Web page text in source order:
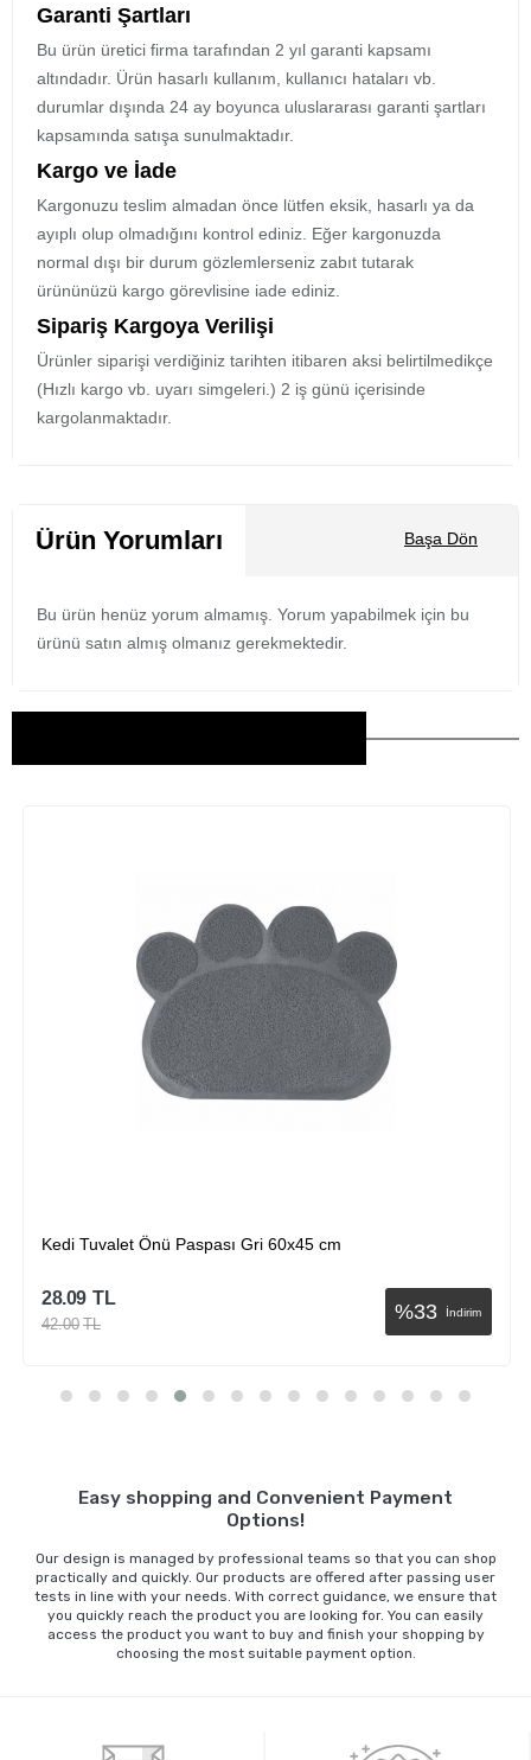
Garanti Şartları
Bu ürün üretici firma tarafından 2 yıl garanti kapsamı
altındadır. Ürün hasarlı kullanım, kullanıcı hataları vb.
durumlar dışında 24 ay boyunca uluslararası garanti şartları
kapsamında satışa sunulmaktadır.
Kargo ve İade
Kargonuzu teslim almadan önce lütfen eksik, hasarlı ya da
ayıplı olup olmadığını kontrol ediniz. Eğer kargonuzda
normal dışı bir durum gözlemlerseniz zabıt tutarak
ürününüzü kargo görevlisine iade ediniz.
Sipariş Kargoya Verilişi
Ürünler siparişi verdiğiniz tarihten itibaren aksi belirtilmedikçe
(Hızlı kargo vb. uyarı simgeleri.) 2 iş günü içerisinde
kargolanmaktadır.
Ürün Yorumları Başa Dön
Bu ürün henüz yorum almamış. Yorum yapabilmek için bu
ürünü satın almış olmanız gerekmektedir.
Kedi Tuvalet Önü Paspası Gri 60x45 cm
%33 İndirim
28.09 TL
42.00 TL
Easy shopping and Convenient Payment
Options!
Our design is managed by professional teams so that you can shop
practically and quickly. Our products are offered after passing user
tests in line with your needs. With correct guidance, we ensure that
you quickly reach the product you are looking for. You can easily
access the product you want to buy and finish your shopping by
choosing the most suitable payment option.